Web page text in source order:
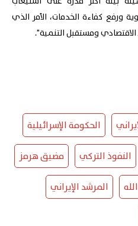
ورفع كفاءة الخدمات، الأمر الذي
ومستقبل التنمية".
الحكومة الإسرائيلية
النفوذ التركي مضيق هرمز
المرشد الإيراني